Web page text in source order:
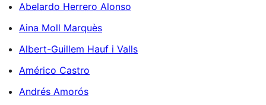
Abelardo Herrero Alonso
Aina Moll Marquès
Albert-Guillem Hauf i Valls
Américo Castro
Andrés Amorós